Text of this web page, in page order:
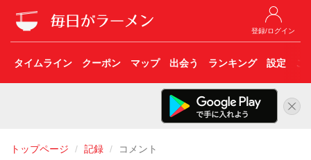
登録/ログイン
タイムライン クーポン マップ 出会う ランキング 設定 こ
トップページ 記録 コメント